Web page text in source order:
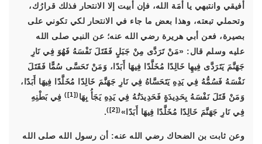
أفيقي وانتبهي يا أمَة الله، فإن أبيت إلا الانتحار فذلك قرارُك،
وتحملي تبعته، وهذا بعض ما جاء في الانتحار لكي تكوني على
بصيرة، فعن أبي هريرة رضي الله عنه؛ عن النبي صلى الله
عليه وسلم قال: «مَنْ تَرَدَّى مِنْ جَبَلٍ فَقَتَلَ نَفْسَهُ فَهُوَ فِي نَارِ
جَهَنَّمَ يَتَرَدَّى فِيهِا خَالِدًا مُخَلَّدًا فِيهَا أَبَدًا، وَمَنْ تَحَسَّى سُمًّا فَقَتَلَ
نَفْسَهُ فَسُمُّهُ فِي يَدِهِ يَتَحَسَّاهُ فِي نَارِ جَهَنَّمَ خَالِدًا مُخَلَّدًا فِيهَا أَبَدًا،
وَمَنْ قَتَلَ نَفْسَهُ بِحَدِيدَةٍ فَحَدِيدَتُهُ فِي يَدِهِ يَجَأُ بِهَا (
[1]
)فِي بَطْنِهِ
فِي نَارِ جَهَنَّمَ خَالِدًا مُخَلَّدًا فِيهَا أَبَدًا»(
[2]
)
.
وعن ثابت بن الضحاك رضي الله عنه: أن رسول الله صلى الله